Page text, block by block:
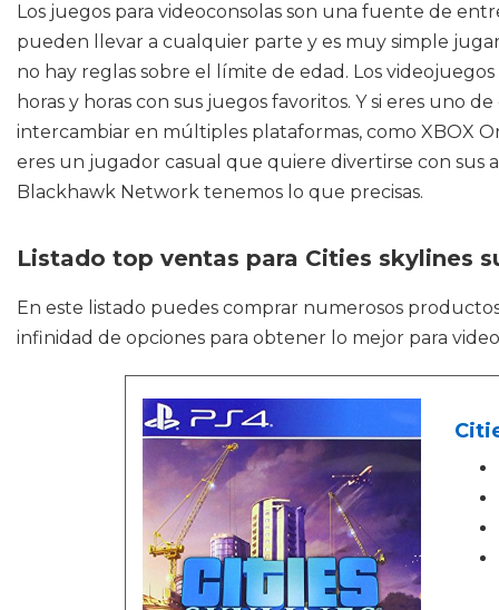
Los juegos para videoconsolas son una fuente de
pueden llevar a cualquier parte y es muy simple
no hay reglas sobre el límite de edad. Los
horas y horas con sus juegos favoritos. Y si eres uno
intercambiar en múltiples plataformas, como XBOX
eres un jugador casual que quiere divertirse con sus
Blackhawk Network tenemos lo que precisas.
Listado top ventas para Cities skylines
En este listado puedes comprar numerosos
infinidad de opciones para obtener lo mejor para